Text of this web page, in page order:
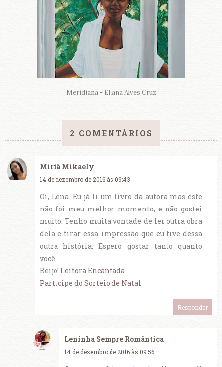
Meridiana - Eliana Alves Cruz
2 COMENTÁRIOS
Miriã Mikaely
14 de dezembro de 2016 às 09:43
Oi, Lena. Eu já li um livro da autora mas este
não foi meu melhor momento, e não gostei
muito. Tenho muita vontade de ler outra obra
dela e tirar essa impressão que eu tive dessa
outra história. Espero gostar tanto quanto
você.
Beijo! Leitora Encantada
Participe do Sorteio de Natal
Responder
Leninha Sempre Romântica
14 de dezembro de 2016 às 09:56